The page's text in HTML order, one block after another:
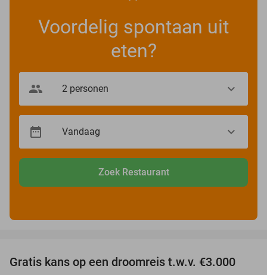
Voordelig spontaan uit
eten?
Zoek Restaurant
Gratis kans op een droomreis t.w.v. €3.000